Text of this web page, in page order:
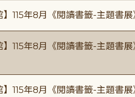
】115年8月《閱讀書籤-主題書
】115年8月《閱讀書籤-主題書
】115年8月《閱讀書籤-主題書